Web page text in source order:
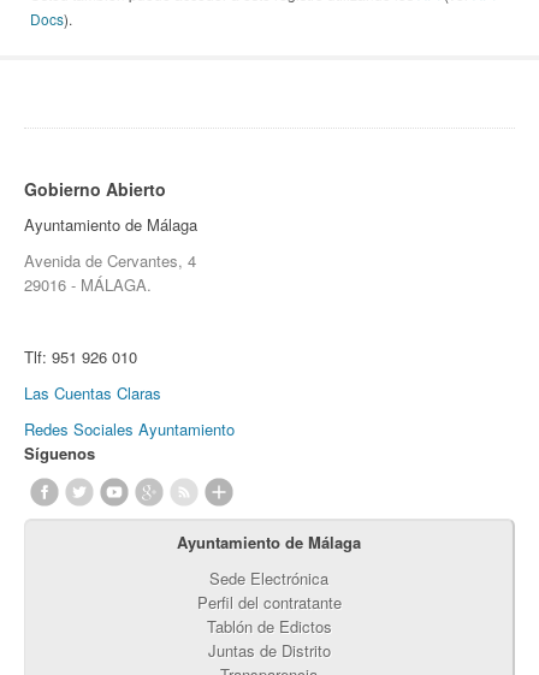
Docs).
Gobierno Abierto
Ayuntamiento de Málaga
Avenida de Cervantes, 4
29016 - MÁLAGA.
Tlf: 951 926 010
Las Cuentas Claras
Redes Sociales Ayuntamiento
Síguenos
Ayuntamiento de Málaga
Sede Electrónica
Perfil del contratante
Tablón de Edictos
Juntas de Distrito